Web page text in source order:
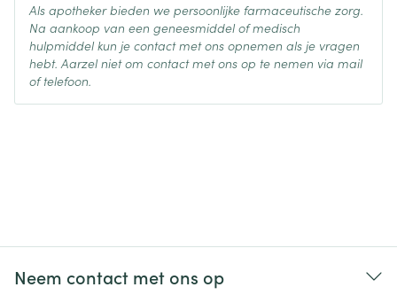
Als apotheker bieden we persoonlijke farmaceutische zorg.
Na aankoop van een geneesmiddel of medisch
hulpmiddel kun je contact met ons opnemen als je vragen
hebt. Aarzel niet om contact met ons op te nemen via mail
of telefoon.
Neem contact met ons op